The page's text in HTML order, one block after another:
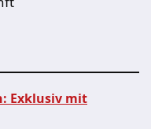
Exklusiv mit